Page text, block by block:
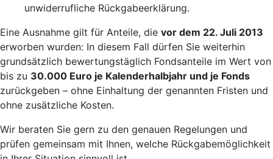
unwiderrufliche Rückgabeerklärung.
Eine Ausnahme gilt für Anteile, die vor dem 22. Juli 2013
erworben wurden: In diesem Fall dürfen Sie weiterhin
grundsätzlich bewertungstäglich Fondsanteile im Wert von
bis zu 30.000 Euro je Kalenderhalbjahr und je Fonds
zurückgeben – ohne Einhaltung der genannten Fristen und
ohne zusätzliche Kosten.
Wir beraten Sie gern zu den genauen Regelungen und
prüfen gemeinsam mit Ihnen, welche Rückgabemöglichkeit